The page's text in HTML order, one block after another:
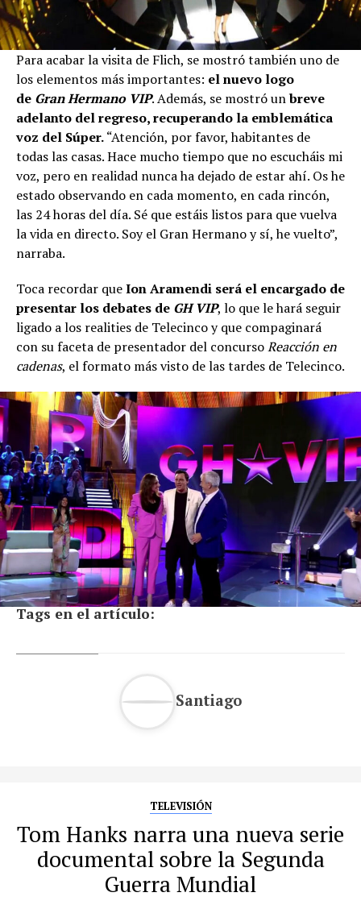
Para acabar la visita de Flich, se mostró también uno de
los elementos más importantes: el nuevo logo
de Gran Hermano VIP. Además, se mostró unbreve
adelanto del regreso, recuperando la emblemática
voz del Súper.“Atención, por favor, habitantes de
todas las casas. Hace mucho tiempo que no escucháis mi
voz, pero en realidad nunca ha dejado de estar ahí. Os he
estado observando en cada momento, en cada rincón,
las 24 horas del día. Sé que estáis listos para que vuelva
la vida en directo. Soy el Gran Hermano y sí, he vuelto”,
narraba.
Toca recordar queIon Aramendi será el encargado de
presentar los debates de GH VIP, lo que le hará seguir
ligado a los realities de Telecinco y que compaginará
con su faceta de presentador del concursoReacción en
cadenas, el formato más visto de las tardes de Telecinco.
Tags en el artículo:
Santiago
TELEVISIÓN
Tom Hanks narra una nueva serie
documental sobre la Segunda
Guerra Mundial